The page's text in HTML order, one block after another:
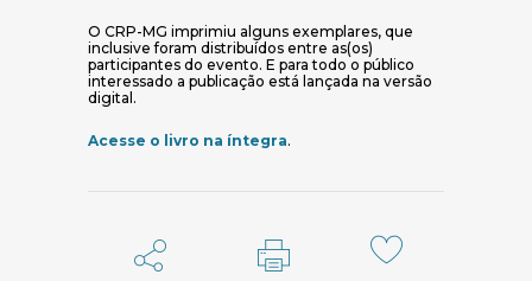
O CRP-MG imprimiu alguns exemplares, que
inclusive foram distribuídos entre as(os)
participantes do evento. E para todo o público
interessado a publicação está lançada na versão
digital.
Acesse o livro na íntegra(abre em nova janela)
.